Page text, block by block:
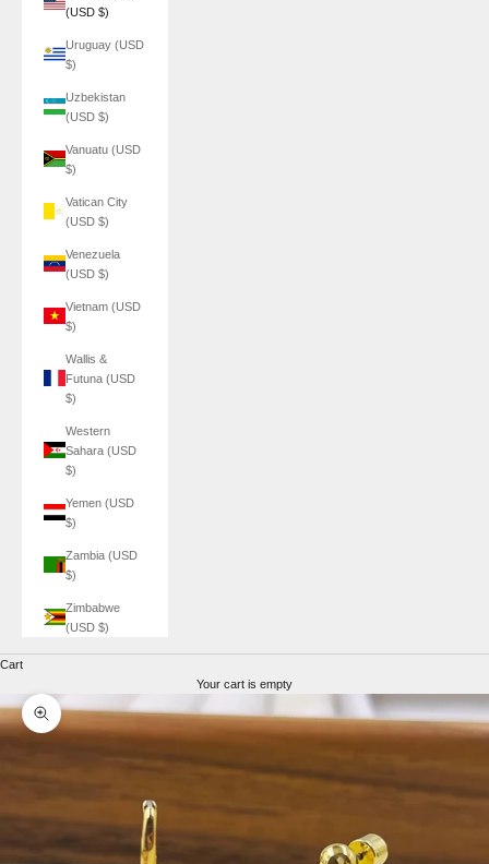
(USD $)
Uruguay (USD
$)
Uzbekistan
(USD $)
Vanuatu (USD
$)
Vatican City
(USD $)
Venezuela
(USD $)
Vietnam (USD
$)
Wallis &
Futuna (USD
$)
Western
Sahara (USD
$)
Yemen (USD
$)
Zambia (USD
$)
Zimbabwe
(USD $)
Cart
Your cart is empty
Zoom picture